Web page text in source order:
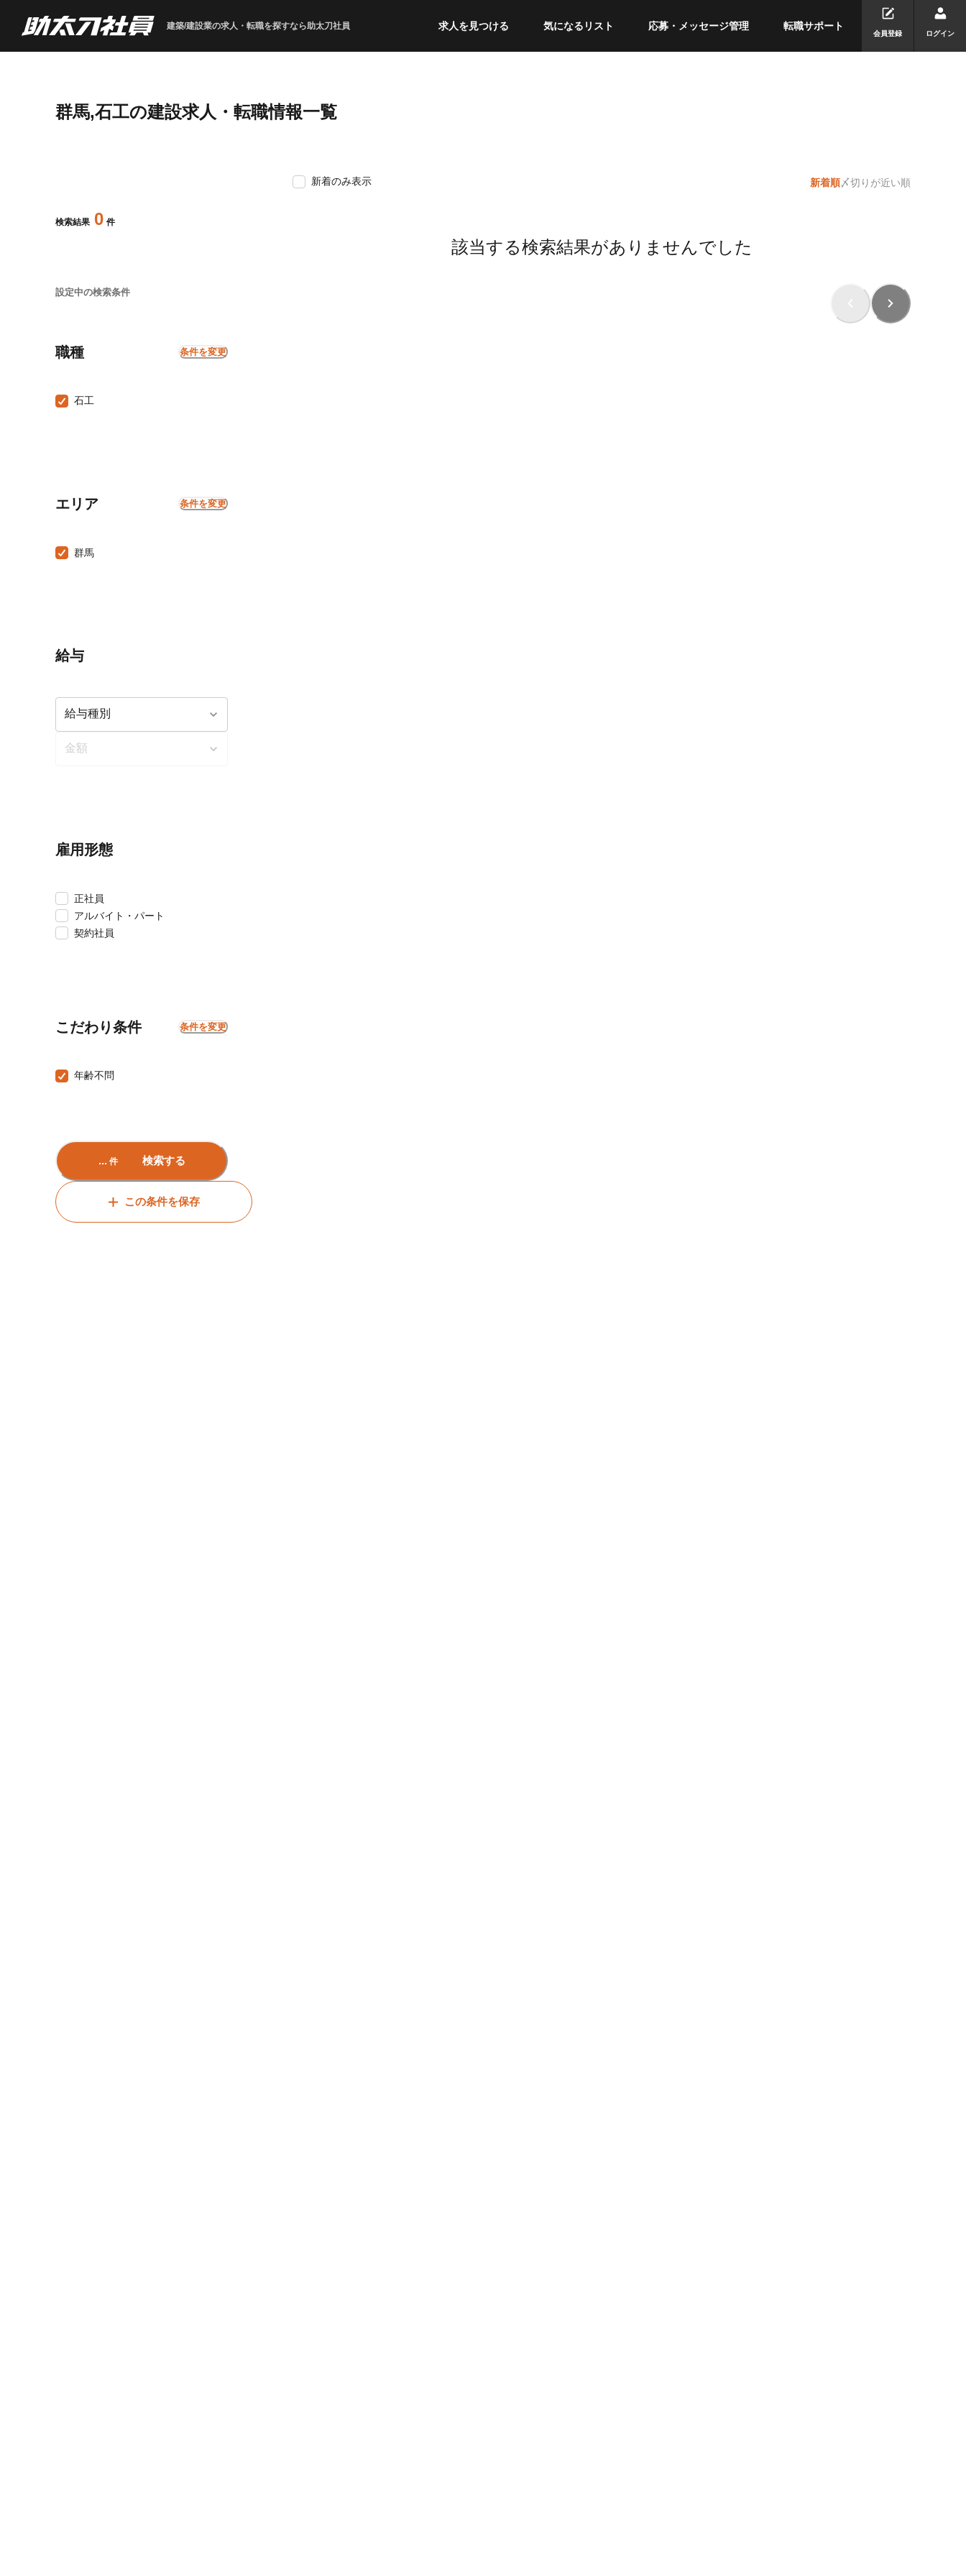
建築/建設業の求人・転職を探すなら助太刀社員 求人を見つける 気になるリスト 応募・メッセージ管理 転職サポート
会員登録 ログイン
群馬,石工の建設求人・転職情報一覧
検索結果 0 件
設定中の検索条件
職種 条件を変更
石工
エリア 条件を変更
群馬
給与
雇用形態
正社員
アルバイト・パート
契約社員
こだわり条件 条件を変更
年齢不問
... 件 検索する
この条件を保存
新着のみ表示 新着順〆切りが近い順
該当する検索結果がありませんでした